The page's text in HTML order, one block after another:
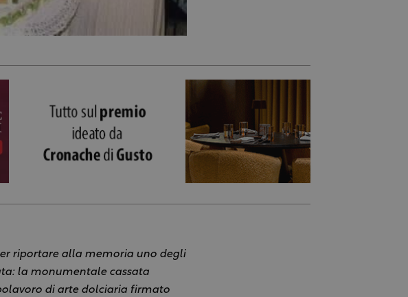
riportare alla memoria uno degli
la monumentale cassata
di arte dolciaria firmato